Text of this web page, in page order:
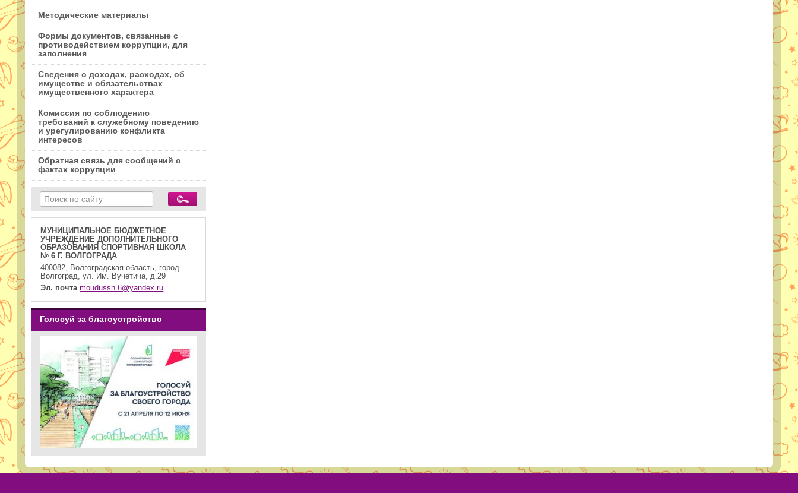
Методические материалы
Формы документов, связанные с
противодействием коррупции, для
заполнения
Сведения о доходах, расходах, об
имуществе и обязательствах
имущественного характера
Комиссия по соблюдению
требований к служебному поведению
и урегулированию конфликта
интересов
Обратная связь для сообщений о
фактах коррупции
МУНИЦИПАЛЬНОЕ БЮДЖЕТНОЕ
УЧРЕЖДЕНИЕ ДОПОЛНИТЕЛЬНОГО
ОБРАЗОВАНИЯ СПОРТИВНАЯ ШКОЛА
№ 6 Г. ВОЛГОГРАДА
400082, Волгоградская область, город
Волгоград, ул. Им. Вучетича, д.29
Эл. почта moudussh.6@yandex.ru
Голосуй за благоустройство